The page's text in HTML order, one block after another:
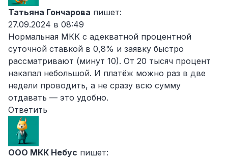
Татьяна Гончарова пишет:
27.09.2024 в 08:49
Нормальная МКК с адекватной процентной
суточной ставкой в 0,8% и заявку быстро
рассматривают (минут 10). От 20 тысяч процент
накапал небольшой. И платёж можно раз в две
недели проводить, а не сразу всю сумму
отдавать — это удобно.
Ответить
ООО МКК Небус пишет: